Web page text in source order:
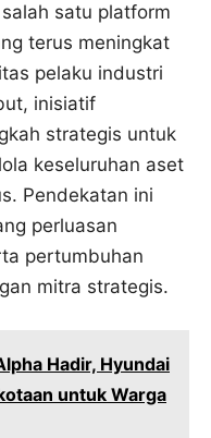
satu platform
terus meningkat
pelaku industri
inisiatif
strategis untuk
keseluruhan aset
Pendekatan ini
perluasan
pertumbuhan
mitra strategis.
Hadir, Hyundai
untuk Warga